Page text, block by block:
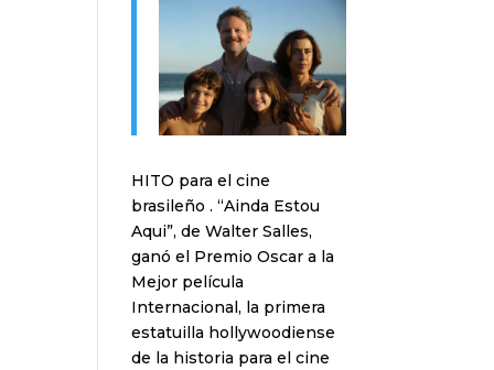
HITO para el cine
brasileño . “Ainda Estou
Aqui”, de Walter Salles,
ganó el Premio Oscar a la
Mejor película
Internacional, la primera
estatuilla hollywoodiense
de la historia para el cine